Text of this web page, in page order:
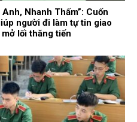
Anh, Nhanh Thấm”: Cuốn
người đi làm tự tin giao
mở lối thăng tiến